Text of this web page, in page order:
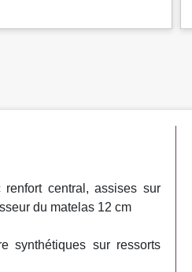
central, assises sur
du matelas 12 cm
synthétiques sur ressorts